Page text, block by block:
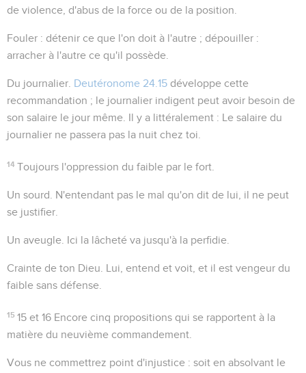
de violence, d'abus de la force ou de la position.
Fouler : détenir ce que l'on doit à l'autre ; dépouiller :
arracher à l'autre ce qu'il possède.
Du journalier Deutéronome 24.15 développe cette
recommandation ; le journalier indigent peut avoir besoin de
son salaire le jour même. Il y a littéralement : Le salaire du
journalier ne passera pas la nuit chez toi
14 Toujours l'oppression du faible par le fort.
Un sourd . N'entendant pas le mal qu'on dit de lui, il ne peut
se justifier.
Un aveugle . Ici la lâcheté va jusqu'à la perfidie.
Crainte de ton Dieu . Lui, entend et voit, et il est vengeur du
faible sans défense.
15 15 et 16 Encore cinq propositions qui se rapportent à la
matière du neuvième commandement.
Vous ne commettrez point d'injustice : soit en absolvant le